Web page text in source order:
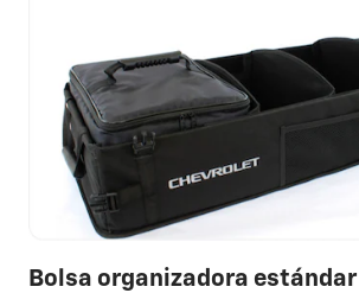
Bolsa organizadora estándar